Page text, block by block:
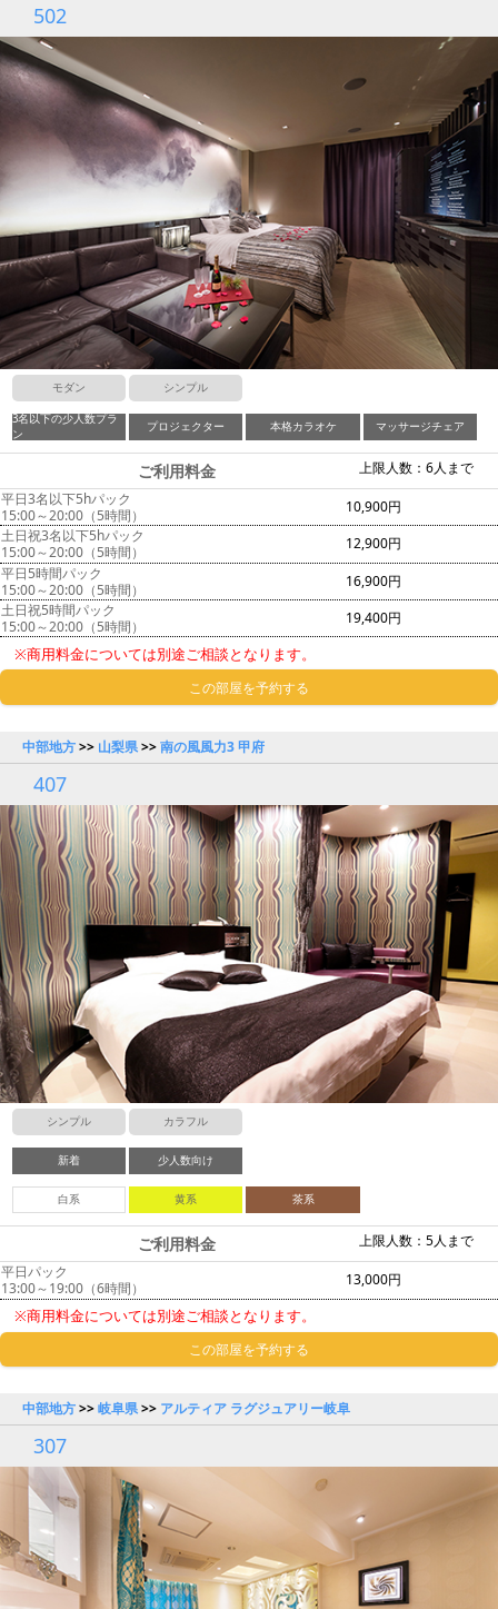
502
モダン シンプル
3名以下の少人数プラ
ン
プロジェクター 本格カラオケ マッサージチェア
上限人数：6人まで
ご利用料金
平日3名以下5hパック
15:00～20:00（5時間）
10,900円
土日祝3名以下5hパック
15:00～20:00（5時間）
12,900円
平日5時間パック
15:00～20:00（5時間）
16,900円
土日祝5時間パック
15:00～20:00（5時間）
19,400円
※商用料金については別途ご相談となります。
この部屋を予約する
中部地方>> 山梨県>>南の風風力3 甲府
407
シンプル カラフル
新着 少人数向け
白系 黄系 茶系
上限人数：5人まで
ご利用料金
平日パック
13:00～19:00（6時間）
13,000円
※商用料金については別途ご相談となります。
この部屋を予約する
中部地方>>岐阜県>> アルティア ラグジュアリー岐阜
307